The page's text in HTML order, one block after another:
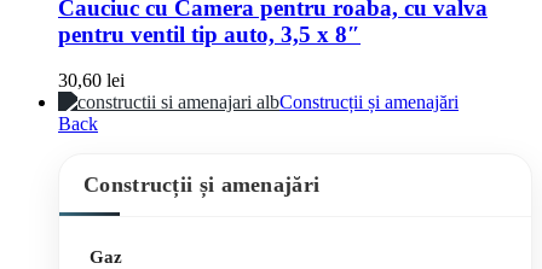
Cauciuc cu Camera pentru roaba, cu valva
pentru ventil tip auto, 3,5 x 8″
30,60 lei
Construcții și amenajări
Back
Construcții și amenajări
Gaz